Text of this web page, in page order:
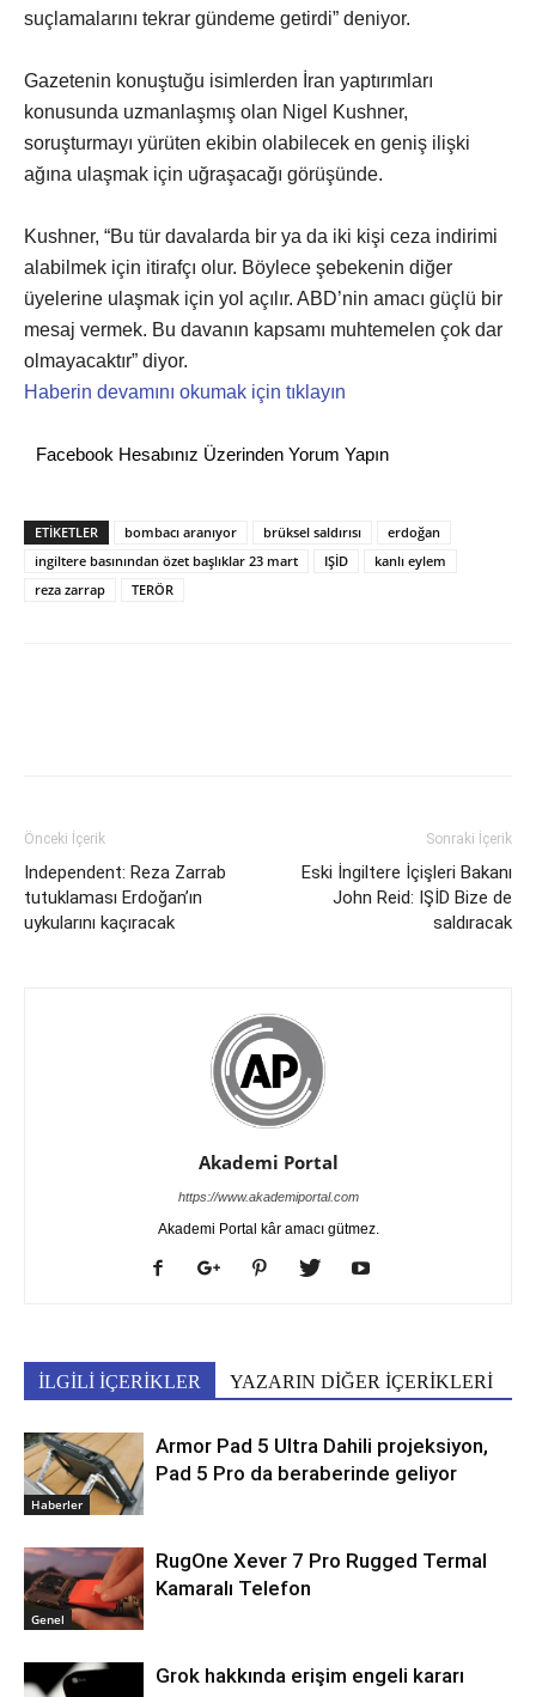
suçlamalarını tekrar gündeme getirdi” deniyor.
Gazetenin konuştuğu isimlerden İran yaptırımları
konusunda uzmanlaşmış olan Nigel Kushner,
soruşturmayı yürüten ekibin olabilecek en geniş ilişki
ağına ulaşmak için uğraşacağı görüşünde.
Kushner, “Bu tür davalarda bir ya da iki kişi ceza indirimi
alabilmek için itirafçı olur. Böylece şebekenin diğer
üyelerine ulaşmak için yol açılır. ABD’nin amacı güçlü bir
mesaj vermek. Bu davanın kapsamı muhtemelen çok dar
olmayacaktır” diyor.
Haberin devamını okumak için tıklayın
Facebook Hesabınız Üzerinden Yorum Yapın
ETİKETLER bombacı aranıyor brüksel saldırısı
erdoğan
ingiltere basınından özet başlıklar 23 mart
IŞİD
kanlı eylem
reza zarrap
TERÖR
Önceki İçerik
Independent: Reza Zarrab
tutuklaması Erdoğan’ın
uykularını kaçıracak
Sonraki İçerik
Eski İngiltere İçişleri Bakanı
John Reid: IŞİD Bize de
saldıracak
Akademi Portal
https://www.akademiportal.com
Akademi Portal kâr amacı gütmez.
İLGİLİ İÇERİKLER YAZARIN DİĞER İÇERİKLERİ
Haberler
Armor Pad 5 Ultra Dahili projeksiyon,
Pad 5 Pro da beraberinde geliyor
Genel
RugOne Xever 7 Pro Rugged Termal
Kamaralı Telefon
Grok hakkında erişim engeli kararı